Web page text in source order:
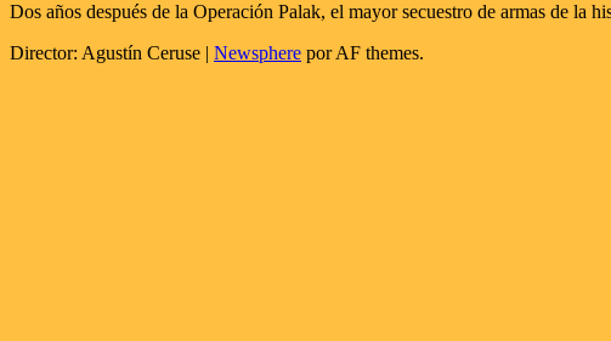
Dos años después de la Operación Palak, el mayor secuestro de armas de la
Director: Agustín Ceruse | Newsphere por AF themes.